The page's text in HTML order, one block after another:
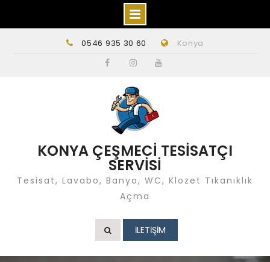
0546 935 30 60 Konya
KONYA ÇEŞMECİ TESİSATÇI
SERVİSİ
Tesisat, Lavabo, Banyo, WC, Klozet Tıkanıklık
Açma
İLETİŞİM